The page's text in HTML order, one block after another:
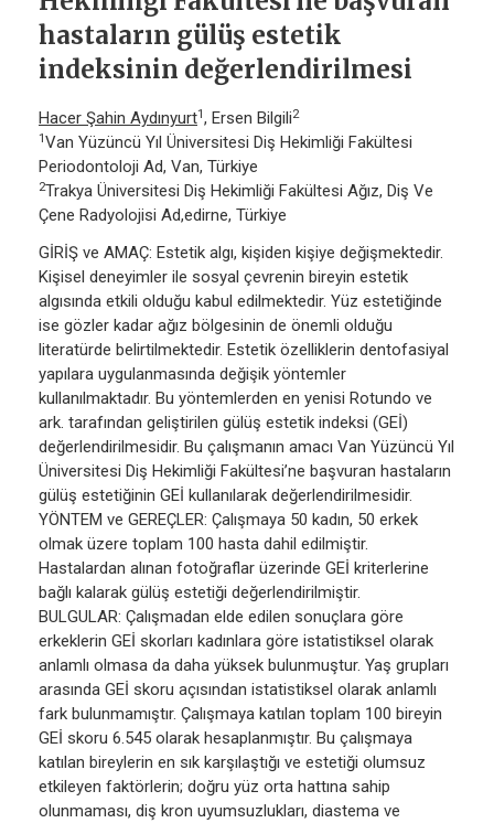
hastaların gülüş estetik
indeksinin değerlendirilmesi
Hacer Şahin Aydınyurt1, Ersen Bilgili2
1Van Yüzüncü Yıl Üniversitesi Diş Hekimliği Fakültesi
Periodontoloji Ad, Van, Türkiye
2Trakya Üniversitesi Diş Hekimliği Fakültesi Ağız, Diş Ve
Çene Radyolojisi Ad,edirne, Türkiye
GİRİŞ ve AMAÇ: Estetik algı, kişiden kişiye değişmektedir.
Kişisel deneyimler ile sosyal çevrenin bireyin estetik
algısında etkili olduğu kabul edilmektedir. Yüz estetiğinde
ise gözler kadar ağız bölgesinin de önemli olduğu
literatürde belirtilmektedir. Estetik özelliklerin dentofasiyal
yapılara uygulanmasında değişik yöntemler
kullanılmaktadır. Bu yöntemlerden en yenisi Rotundo ve
ark. tarafından geliştirilen gülüş estetik indeksi (GEİ)
değerlendirilmesidir. Bu çalışmanın amacı Van Yüzüncü Yıl
Üniversitesi Diş Hekimliği Fakültesi’ne başvuran hastaların
gülüş estetiğinin GEİ kullanılarak değerlendirilmesidir.
YÖNTEM ve GEREÇLER: Çalışmaya 50 kadın, 50 erkek
olmak üzere toplam 100 hasta dahil edilmiştir.
Hastalardan alınan fotoğraflar üzerinde GEİ kriterlerine
bağlı kalarak gülüş estetiği değerlendirilmiştir.
BULGULAR: Çalışmadan elde edilen sonuçlara göre
erkeklerin GEİ skorları kadınlara göre istatistiksel olarak
anlamlı olmasa da daha yüksek bulunmuştur. Yaş grupları
arasında GEİ skoru açısından istatistiksel olarak anlamlı
fark bulunmamıştır. Çalışmaya katılan toplam 100 bireyin
GEİ skoru 6.545 olarak hesaplanmıştır. Bu çalışmaya
katılan bireylerin en sık karşılaştığı ve estetiği olumsuz
etkileyen faktörlerin; doğru yüz orta hattına sahip
olunmaması, diş kron uyumsuzlukları, diastema ve